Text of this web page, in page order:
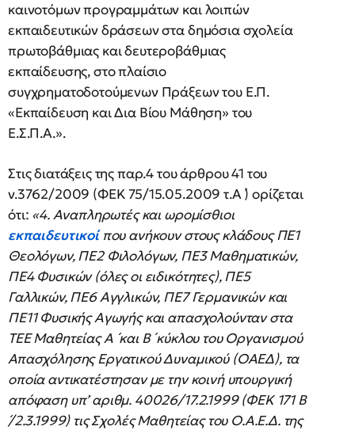
καινοτόμων προγραμμάτων και λοιπών
εκπαιδευτικών δράσεων στα δημόσια σχολεία
πρωτοβάθμιας και δευτεροβάθμιας
εκπαίδευσης, στο πλαίσιο
συγχρηματοδοτούμενων Πράξεων του Ε.Π.
«Εκπαίδευση και Δια Βίου Μάθηση» του
Ε.Σ.Π.Α.».
Στις διατάξεις της παρ.4 του άρθρου 41 του
ν.3762/2009 (ΦΕΚ 75/15.05.2009 τ.Α ́) ορίζεται
ότι: «4. Αναπληρωτές και ωρομίσθιοι
εκπαιδευτικοίπου ανήκουν στους κλάδους ΠΕ1
Θεολόγων, ΠΕ2 Φιλολόγων, ΠΕ3 Μαθηματικών,
ΠΕ4 Φυσικών (όλες οι ειδικότητες), ΠΕ5
Γαλλικών, ΠΕ6 Αγγλικών, ΠΕ7 Γερμανικών και
ΠΕ11 Φυσικής Αγωγής και απασχολούνταν στα
TEE Μαθητείας Α ́ και Β ́ κύκλου του Οργανισμού
Απασχόλησης Εργατικού Δυναμικού (ΟΑΕΔ), τα
οποία αντικατέστησαν με την κοινή υπουργική
απόφαση υπ’ αριθμ. 40026/17.2.1999 (ΦΕΚ 171 Β
́/2.3.1999) τις Σχολές Μαθητείας του Ο.Α.Ε.Δ. της